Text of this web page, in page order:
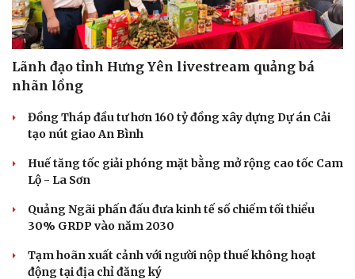
Lãnh đạo tỉnh Hưng Yên livestream quảng bá
nhãn lồng
Đồng Tháp đầu tư hơn 160 tỷ đồng xây dựng Dự án Cải
tạo nút giao An Bình
Huế tăng tốc giải phóng mặt bằng mở rộng cao tốc Cam
Lộ - La Sơn
Quảng Ngãi phấn đấu đưa kinh tế số chiếm tối thiểu
30% GRDP vào năm 2030
Tạm hoãn xuất cảnh với người nộp thuế không hoạt
động tại địa chỉ đăng ký